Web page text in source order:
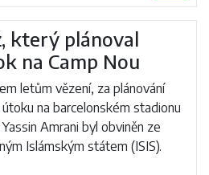
který plánoval
na Camp Nou
letům vězení, za plánování
na barcelonském stadionu
Amrani byl obviněn ze
Islámským státem (ISIS).